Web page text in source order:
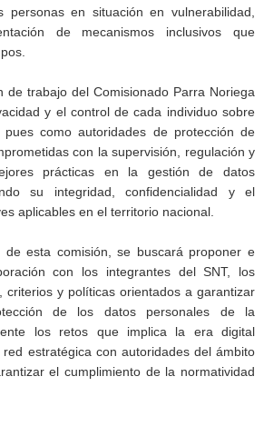
personas en situación en vulnerabilidad,
de mecanismos inclusivos que
de trabajo del Comisionado Parra Noriega
y el control de cada individuo sobre
como autoridades de protección de
con la supervisión, regulación y
prácticas en la gestión de datos
su integridad, confidencialidad y el
aplicables en el territorio nacional.
esta comisión, se buscará proponer e
con los integrantes del SNT, los
criterios y políticas orientados a garantizar
de los datos personales de la
los retos que implica la era digital
estratégica con autoridades del ámbito
el cumplimiento de la normatividad